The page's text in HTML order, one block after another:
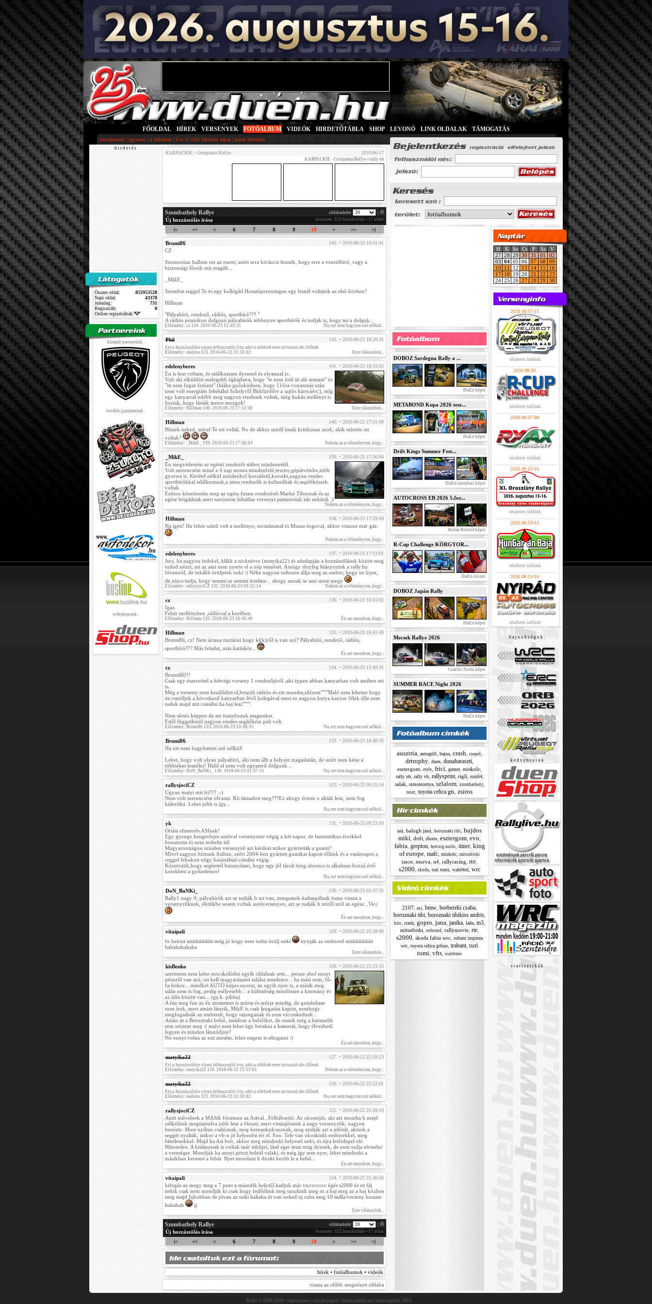
FŐOLDAL HÍREK VERSENYEK FOTÓALBUM VIDEÓK HIRDETŐTÁBLA SHOP LEVONÓ LINK OLDALAK TÁMOGATÁS
fotoalbumok | egysoros | ti küldtétek | Evo IV előtt feltöltött képek | képek feltöltése
h i r d e t é s
Összes oldal:
855953528
Napi oldal:
43378
Jelenleg:
731
Regisztrált:
0
Online regisztráltak:
kiemelt partnerünk :
további partnereink :
webshopunk :
KARPACKIE - Groupama Rallye 2010-06-17
KARPACKIE - Groupama Rallye • rally ob
Szombathely Rallye oldalanként |
Új hozzászólás írása összesen: 323 hozzászólás • 17 oldal
|< << < 6 7 8 9 10 > >> >|
Brumi86 143. • 2010-06-23 18:31:41
CZ
Szomorúan hallom ezt az esetet, azért arra kiváncsi lennék, hogy erre a vezetőbíró, vagy a
biztonsági főnök mit reagált...
_MikE_
Szombat reggel Te és egy kollégád Hosszúperesztegen egy lesnél voltatok az első körben?
Hillman
"Pályabíró, rendező, rádiós, sportbíró??? "
A rádiós pontokon dolgozó pályabírók többnyire sportbírók és tudják is, hogy mi a dolguk...
Előzmény: cz 134. 2010-06-23 15:49:31 Na, ezt nem hagyom szó nélkül...
Phil 142. • 2010-06-23 18:26:31
Ezt a hozzászólást olyan felhasználó írta, akit a többiek nem tartanak ide illőnek.
Előzmény: realista 123. 2010-06-22 21:33:02
Erre válaszolok...
edelenyberes 141. • 2010-06-23 18:15:05
Én is lent voltam, és találkoztam ilyennel és olyannal is.
Volt aki elküldött melegebb éghajlatra, hogy "te nem írtál itt alá semmit" és
"itt nem fogsz fotózni" (hiába győzködtem, hogy 11óra vonatozás után
nem volt energiám felsétálni Szhelyről Bükfürdőre a sajtós kártyáért:), míg
egy kanyarral odébb meg nagyon rendesek voltak, még kukás mellényt is
hoztak, hogy lássák merre mozgok!
Előzmény: Hillman 140. 2010-06-23 17:51:08 Erre válaszolok...
Hillman 140. • 2010-06-23 17:51:08
Hiszek neked, mivel Te ott voltál. No de akkor miről írnak kritikusan azok, akik szintén ott
voltak?
Előzmény: _MikE_ 139. 2010-06-23 17:36:04 Nekem az a véleményem, hogy...
_MikE_ 139. • 2010-06-23 17:36:04
Én megvédeném az egészt rendezői stábot mindenestől.
Volt szerencsém mind a 4 nap menni mindenfelé,tesztre,gépátvételre,több
gyorsra is. Kivétel nélkül mindenhol hozzáértő,korrekt,nagyon rendes
sportbírókkal találkoztunk,a sima rendezők is kulturáltak és segítőkészek
voltak.
Ezúton köszönném meg az egész futam rendezését Markó Tibornak és az
egész brigádnak,mert szerintem hibátlan versenyt pattintottak ide nekünk :)
Nekem az a véleményem, hogy...
Hillman 138. • 2010-06-23 17:29:44
Na igen! Ha fehér színű volt a mellénye, sorszámmal és Mnasz-logoval, akkor viszont már gáz.
Nekem az a véleményem, hogy...
edelenyberes 137. • 2010-06-23 17:13:01
Joci, ha nagyon érdekel, klikk a nicknévre (matyika22) és adatlapján a hozzászólások között meg
tudod nézni, mi az ami nem nyerte el a nép tetszését. Amúgy tényleg hiányoztok a rally.hu
fórumról, de inkább örüljetek neki :) Néha nagyon nehezen állja meg az ember, hogy ne írjon,
de nincs tudja, hogy semmi se semmi értelme... ahogy annak se ami most megy
Előzmény: rallysjociCZ 132. 2010-06-23 09:25:14 Nekem az a véleményem, hogy...
cz 136. • 2010-06-23 16:55:02
Igaz.
Fehér mellényben ,rádióval a kezében.
Előzmény: Hillman 135. 2010-06-23 16:45:49 Én azt mondom, hogy...
Hillman 135. • 2010-06-23 16:45:49
Brumi86, cz! Nem ártana tisztázni hogy ki(k)ről is van szó? Pályabíró, rendező, rádiós,
sportbíró??? Más feladat, más hatáskör...
Én azt mondom, hogy...
cz 134. • 2010-06-23 15:49:31
Brumi86!!!
Csak egy észrevétel a hétvégi verseny 1 rendezőjéről ,aki éppen abban kanyarban volt amiben mi
is.
Még a verseny nem kezdődött el,beszólt rádión és ezt mondta,idézem""""Haló nem lehetne hogy
én cseréljek a következő kanyarban lévő kolegával mert ez nagyon kutya kanyar félek tőle.nem
tudok majd mit csinálni ha baj lesz"""".
Nem sértés képpen de mi összefostuk magunkat.
Ettől függetlenül nagyon rendes segítőkész pali volt.
Előzmény: Brumi86 133. 2010-06-23 10:48:35 Na, ezt nem hagyom szó nélkül...
Brumi86 133. • 2010-06-23 10:48:35
Na ezt nem hagyhatom szó nélkül!
Lehet, hogy volt olyan pályabíró, aki nem állt a helyzet magaslatán, de azért nem kéne a
többieket leszólni! Hidd el nem volt egyszerű dolgunk....
Előzmény: DoN_BaNKi_ 130. 2010-06-23 01:37:31 Na, ezt nem hagyom szó nélkül...
rallysjociCZ 132. • 2010-06-23 09:25:14
Ugyan matyi mit írt??? :-)
Nem volt szerencsém olvasni. Kit támadott meg???Ez ahogy érzem x akták lesz, nem fog
kiderülni. Lehet jobb is így...
Na, ezt nem hagyom szó nélkül...
yk 131. • 2010-06-23 09:23:10
Óriási elismerés ASInak!
Egy gyenge hengerfejes autóval versenyezte végig a két napot, de fantasztikus érzékkel
beosztotta és nem terhelte túl.
Magyarországon minden versenyző azt kérdezi mikor gyártották a gumit?
Mivel nagyon bíztunk Asiban, ezért 2004-ben gyártott gumikat kapott tőlünk és a vasárnapot a
reggel felrakott négy használttal csinálta végig.
Köszönjük,hogy segítettél bizonyítani, hogy egy jól tárolt öreg abroncs is alkalmas hozzá értő
kezekben a győzelemre!
Na, ezt nem hagyom szó nélkül...
DoN_BaNKi_ 130. • 2010-06-23 01:37:31
Rally1 nagy 0, pályabírók azt se tudják h mi van, integetnek-kalimpálnak össze vissza a
versenyzőknek, életükbe sosem voltak autóversenyen, azt se tudják h miről szól az egész...Vicc
Én azt mondom, hogy...
vitaipali 129. • 2010-06-22 23:38:09
fo beirná miiiiiiiiiiiiiii még jó hogy nem tudsz örülj neki
nyirják az embered miiiiiiiiiiiiiiii
hahahahahaha
Erre válaszolok...
kisBenko 128. • 2010-06-22 23:23:23
szerintem nem kéne mocskolódni egyik oldalnak sem... persze ahol ennyi
pénzről van szó, ott kell magyarázatot találni mindenre... ha mást nem, fű-
fa-bokor... mindkét AUTÓ képes nyerni, az egyik nyer is, a másik meg
talán nem is fog, pedig esélyesebb... a különbség mindössze a kormány és
az ülés között van... (gy.k. pilóta)
A fan meg fun az én szememet is szúrta és szúrja mindig, de gondoltam
nem írok, mert amint látszik, MikE is csak leugatást kapott, nemhogy
megfogadnák az emberek, hogy rajonganak és nem vicceskednek...
Aztán itt a Boroznaki belső, imádom a belsőiket, de ennek még a harmadát
sem néztem meg :( miért nem lehet úgy berakni a kamerát, hogy élvezhető
legyen és minden látszódjon?
No ennyi volna az esti mesém, lehet engem is oltogatni :)
Én azt mondom, hogy...
matyika22 127. • 2010-06-22 22:59:23
Ezt a hozzászólást olyan felhasználó írta, akit a többiek nem tartanak ide illőnek.
Előzmény: matyika22 126. 2010-06-22 22:52:01
Nekem az a véleményem, hogy...
matyika22 126. • 2010-06-22 22:52:01
Ezt a hozzászólást olyan felhasználó írta, akit a többiek nem tartanak ide illőnek.
Előzmény: realista 123. 2010-06-22 21:33:02
Na, ezt nem hagyom szó nélkül...
rallysjociCZ 125. • 2010-06-22 21:58:19
Amit művelnek a MÁSik fórumon az Asival...Felháborító. Az okostojás, aki azt mondta h majd
nélkülünk megtisztulva jobb lesz a fórum, mert visszajönnek a nagy versenyzők, nagyon
benézte. Most nyíltan csalóznak, meg keresztkulcsoznak, meg szidják azt a pilótát, akinek a
seggét nyalták, mikor a vb-n jó helyezést ért el. Foo. Tele van okoskodó emberekkel, meg
hitetlenekkel. Majd ha Asi beír, akkor meg mindenki helyesel neki, és újra letérdepel elé.
Hihetetlen. A kislánynak is voltak már stiklijei, lásd eger teszt meg ilyenek, de nem tudja elviselni
a vereséget. Mondjuk ha annyi pénzt beleöl valaki, és még így sem nyer, lehet mindenki a
másikban keresné a hibát. Ilyet mondani h direkt került le a belső...
Én azt mondom, hogy...
vitaipali 124. • 2010-06-22 21:36:56
kifogás az megy meg a 7 pont a második helytől hadjuk már vicccccccc égés s2000 és ez fáj
nekik csak nem mondják ki csak hogy fejlődünk meg tanulunk meg ez a baj meg az a baj közben
meg majd felrobban de jóvan az neki hahaha itt van neked uj ruha meg 10 milla/verseny husssss
hahahah
ij
Erre válaszolok...
Szombathely Rallye oldalanként |
Új hozzászólás írása összesen: 323 hozzászólás • 17 oldal
|< << < 6 7 8 9 10 > >> >|
hírek • fotóalbumok • videók
vissza az előbb megnézett oldalra
DOBOZ Sardegna Rally a ...
DuEn képei
METABOND Kupa 2026 tesz...
DuEn képei
Drift Kings Summer Fest...
DuEn szombati képei
AUTOCROSS EB 2026 5.for...
Kotán Kristóf képei
R-Cup Challenge KÖRGYOR...
DuEn összes
DOBOZ Japán Rally
DuEn képei
Mecsek Rallye 2026
Csatlós Norbi képei
SUMMER RACE Night 2026
DuEn képei
ausztria autogrill bajna crash csepel
drtrophy duen dunaharaszti
esztergom
etele frici gemer, miskolc
rally ob, rally vb, rallysprint, rigli rozi64,
salak
simontornya, szlalom, szombathely,
teszt toyota celica gts zsiros
asi balogh jani boroznaki tibi bujdos
miki drift duen esztergom evo
fabia grepton, herczig norbi itiner, king
of europe mafc miskolc mitsubishi
lancer murva n4 rallyracing rte
s2000 skoda turi tomi wald4tel wrc
2107 asi bmw borbereki csaba
boroznaki tibi boroznaki tibikiss andris
bzrt crash gopro jana janika lada m3
mitsubishi
onboard rallymovie rte
s2000 skoda fabia wrc subaru impreza
wrc toyota celica gtfour, trabant turi
tomi vfts, wartbmw
H K Sz Cs P Sz
V
27 28 29 30 31 01
02
03 04 05 06 07 08
09
10
11 12 13 14 15
16
17
18 19 20 21 22
23
24 25 26 27 28 29 30
2026.08.07-11.
részletes infóink
2026.08.09.
részletes infóink
2026.08.07-09.
részletes infóink
2026.08.15-16.
részletes infóink
2026.08.13-15.
részletes infóink
2026.08.15-16.
részletes infóink
b a j n o k s á g o k :
k e d v e n c e i n k
s t a t i s z t i k á k
DuEn © 1999-2026 • impresszum • szerzői jogok • fórum szabályzat • médiaajánlat • RSS